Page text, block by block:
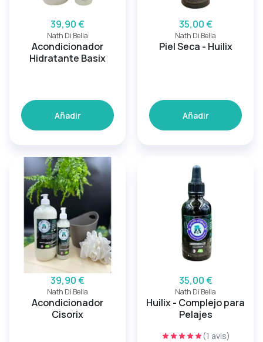
39,90 €
Nath Di Bella
Acondicionador
Hidratante Basix
Añadir
35,00 €
Nath Di Bella
Piel Seca - Huilix
Añadir
39,90 €
Nath Di Bella
Acondicionador
Cisorix
35,00 €
Nath Di Bella
Huilix - Complejo para
Pelajes
(1 avis)